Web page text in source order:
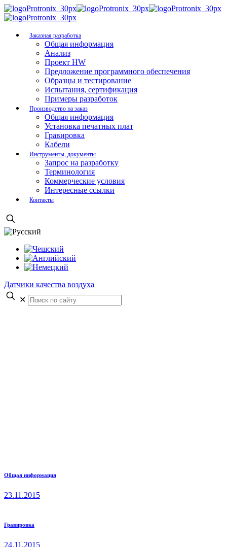
Заказная разработка
Общая информация
Анализ
Проект HW
Предложение программного обеспечения
Образцы и тестирование
Испытания, сертификация
Примеры разработок
Производство на заказ
Общая информация
Установка печатных плат
Гравировка
Кабели
Инструменты, документы
Запрос на разработку
Терминология
Коммерческие условия
Интересные ссылки
Контакты
Датчики качества воздуха
✕
Общая информация
23.11.2015
Гравировка
24.11.2015